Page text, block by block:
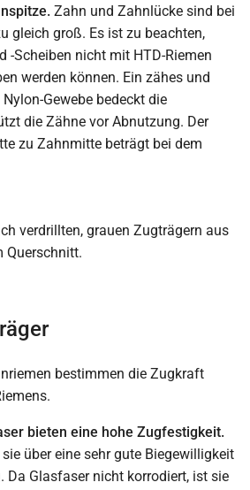
Zahn und Zahnlücke sind bei
gleich groß. Es ist zu beachten,
-Scheiben nicht mit HTD-Riemen
werden können. Ein zähes und
Gewebe bedeckt die
die Zähne vor Abnutzung. Der
zu Zahnmitte beträgt bei dem
bestimmen die Zugkraft
bieten eine hohe Zugfestigkeit.
über eine sehr gute Biegewilligkeit
Da Glasfaser nicht korrodiert, ist sie